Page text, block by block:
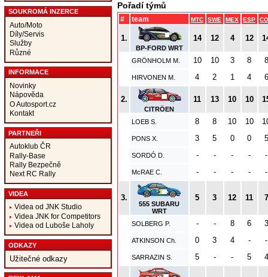
SOUKROMÁ INZERCE
Auto/Moto
Díly/Servis
Služby
Různé
INFORMACE
Novinky
Nápověda
O Autosport.cz
Kontakt
PARTNEŘI
Autoklub ČR
Rally-Base
Rally Bezpečně
Next RC Rally
VIDEA
Videa od JNK Studio
Videa JNK for Competitors
Videa od Luboše Laholy
ODKAZY
Užitečné odkazy
Pořadí týmů
# team MTC SWE MEX ESP
1.
BP-FORD WRT
14 12 4 12
GRÖNHOLM M. 10 10 3 8 8
HIRVONEN M. 4 2 1 4 6
2.
CITRÖEN
11 13 10 10
LOEB S. 8 8 10 10
PONS X. 3 5 0 0 5
SORDÓ D. - - - - -
McRAE C. - - - - -
3.
555 SUBARU
WRT
5 3 12 11 7
SOLBERG P. - - 8 6 3
ATKINSON Ch. 0 3 4 - -
SARRAZIN S. 5 - - 5 4